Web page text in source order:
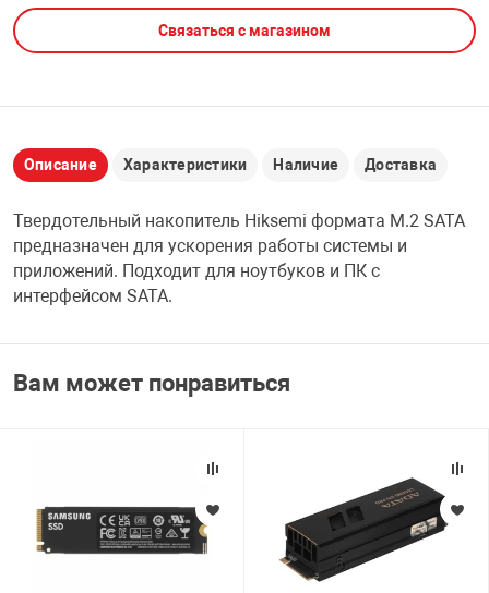
PCI АДАПТЕРЫ
USB
НАБОР ДЛЯ
CD-DVD ДИСКИ
ЛЕНТА ДЛЯ
ДОМА
ТЕХНИКА
Связаться с магазином
Описание Характеристики Наличие Доставка
Твердотельный накопитель Hiksemi формата M.2 SATA
предназначен для ускорения работы системы и
приложений. Подходит для ноутбуков и ПК с
интерфейсом SATA.
Вам может понравиться